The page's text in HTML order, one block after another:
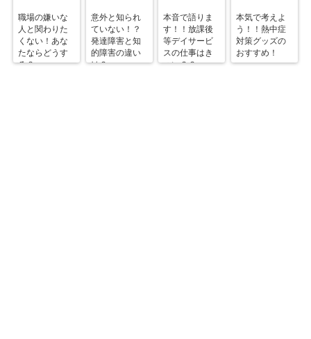
職場の嫌いな
人と関わりた
くない！あな
たならどうす
る？
意外と知られ
ていない！？
発達障害と知
的障害の違い
は？
本音で語りま
す！！放課後
等デイサービ
スの仕事はき
つい？？
本気で考えよ
う！！熱中症
対策グッズの
おすすめ！